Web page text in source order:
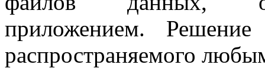
приложением.
распространяемого